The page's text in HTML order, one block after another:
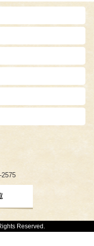
Reserved.